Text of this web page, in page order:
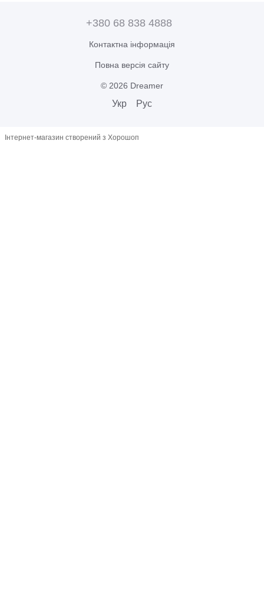
+380 68 838 4888
Контактна інформація
Повна версія сайту
© 2026 Dreamer
Укр Рус
Інтернет-магазин створений з Хорошоп